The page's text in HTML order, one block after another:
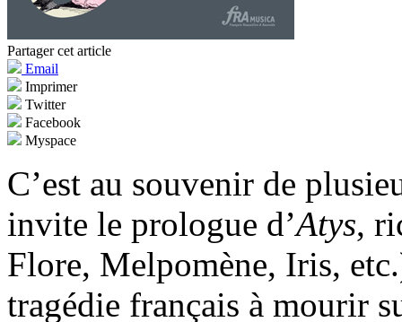
Partager cet article
Email
Imprimer
Twitter
Facebook
Myspace
C’est au souvenir de
invite le prologue d’Atys,
Flore, Melpomène, Iris,
tragédie français à mourir